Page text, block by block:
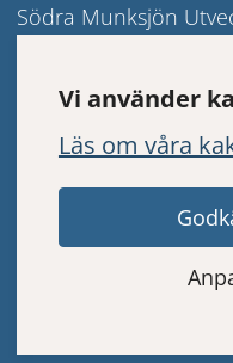
Vi använder
Läs om våra
Södra Munksjön
fram
Bolaget har ett
området och ska
kontakter förverkliga
kommunfullmäktige,